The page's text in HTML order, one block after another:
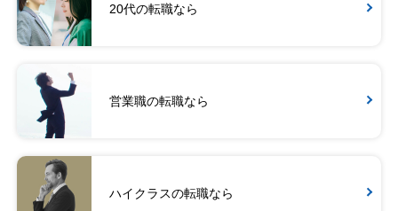
20代の転職なら
営業職の転職なら
ハイクラスの転職なら